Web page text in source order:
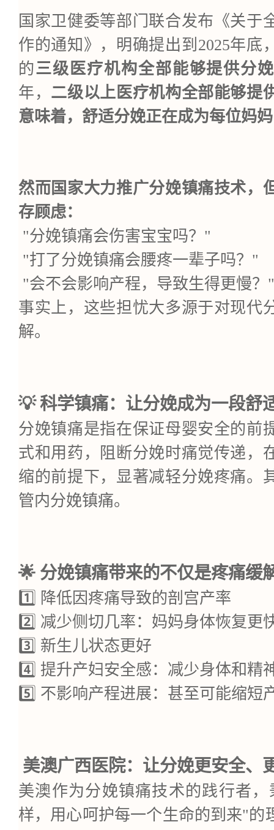
国 家卫健委等部门联合发布《关于
作的通知》，明确提出到2025年底
的三级医疗机构全部能够提供分
年， 二级以上医疗机构全部能够提
意味着，舒适分娩正在成为每位妈
然而国家大力推广分娩镇痛技术，
存顾虑：
"分娩镇痛会伤害宝宝吗？"
"打了分娩镇痛会腰疼一辈子吗？"
"会不会影响产程，导致生得更慢
事实上，这些担忧大多源于对现代
解。
💡 科学镇痛：让分娩成为一段舒
分娩镇痛是指在保证母婴安全的前
式和用药，阻断分娩时痛觉传递，
缩的前提下，显著减轻分娩疼痛。
管内分娩镇痛。
🌟 分娩镇痛带来的不仅是疼痛缓
1️⃣ 降低因疼痛导致的剖宫产率
2️⃣ 减少侧切几率：妈妈身体恢复更
3️⃣ 新生儿状态更好
4️⃣ 提升产妇安全感：减少身体和精
5️⃣ 不影响产程进展：甚至可能缩短
美澳广西医院：让分娩更安全、
美澳作为分娩镇痛技术的践行者
样，用心呵护每一个生命的到来"的